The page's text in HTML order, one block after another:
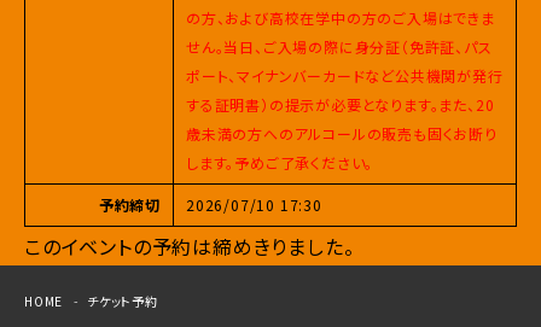
の方、および高校在学中の方のご入場はできま
せん。当日、ご入場の際に身分証（免許証、パス
ポート、マイナンバーカードなど公共機関が発行
する証明書）の提示が必要となります。また、20
歳未満の方へのアルコールの販売も固くお断り
します。予めご了承ください。
予約締切 2026/07/10 17:30
このイベントの予約は締めきりました。
HOME チケット予約